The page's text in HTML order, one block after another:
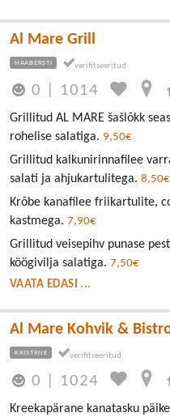
Al Mare Grill
HAABERSTI
0 1014
Grillitud AL MARE šašlõkk
rohelise salatiga. 9,50€
Grillitud kalkunirinnafilee
salati ja ahjukartulitega. 8,50€
Krõbe kanafilee friikartulite,
kastmega. 7,90€
Grillitud veisepihv punase
köögivilja salatiga. 7,50€
VAATA EDASI ...
Al Mare Kohvik &
KRISTIINE
0 1024
Kreekapärane kanatasku